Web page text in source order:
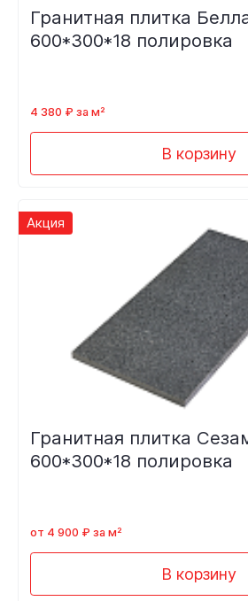
Гранитная плитка
600*300*18 полировка
4 380 ₽ за м²
В корзину
Акция
Гранитная плитка
600*300*18 полировка
от 4 900 ₽ за м²
В корзину